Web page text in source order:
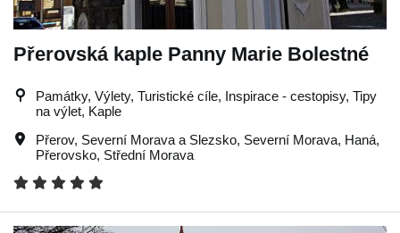
Přerovská kaple Panny Marie Bolestné
Památky, Výlety, Turistické cíle, Inspirace - cestopisy, Tipy
na výlet, Kaple
Přerov, Severní Morava a Slezsko, Severní Morava, Haná,
Přerovsko, Střední Morava